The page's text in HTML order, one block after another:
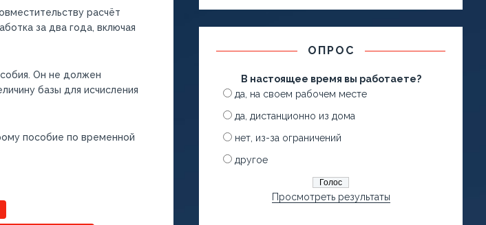
расчёт
за два года, включая
Он не должен
базы для исчисления
пособие по временной
ОПРОС
В настоящее время вы работаете?
да, на своем рабочем месте
да, дистанционно из дома
нет, из-за ограничений
другое
Просмотреть результаты